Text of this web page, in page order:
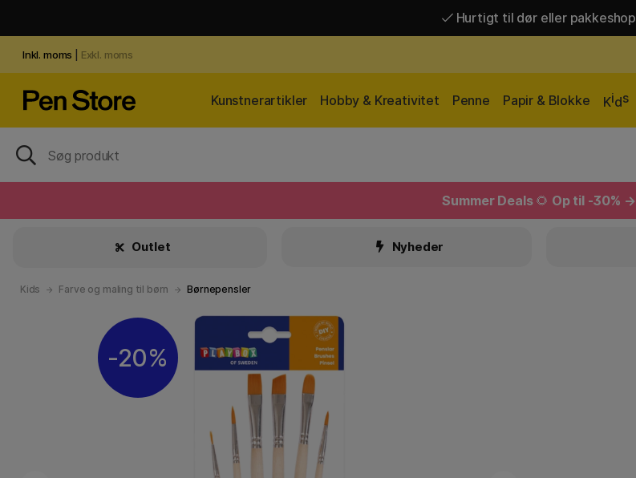
Hurtigt til dør eller pakkeshop
Inkl. moms Exkl. moms
Kunstnerartikler Hobby & Kreativitet Penne Papir & Blokke Kids
Summer Deals 🌻 Op til -30% →
Outlet Nyheder
Kids Farve og maling til børn Børnepensler
20%